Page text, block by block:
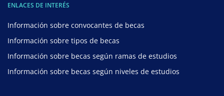
ENLACES DE INTERÉS
Información sobre convocantes de becas
Información sobre tipos de becas
Información sobre becas según ramas de estudios
Información sobre becas según niveles de estudios